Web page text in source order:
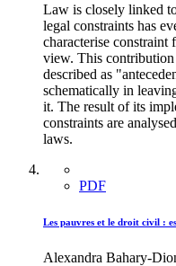
Law is closely linked
legal constraints has
characterise
view. This contribution
described as
schematically in
it. The result of its
constraints are
laws.
PDF
Les pauvres et le droit civil :
Alexandra Bahary-